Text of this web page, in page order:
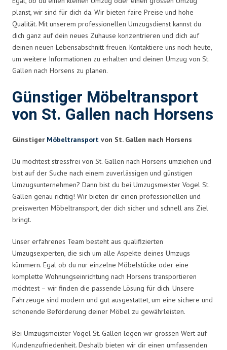
planst, wir sind für dich da. Wir bieten faire Preise und hohe
Qualität. Mit unserem professionellen Umzugsdienst kannst du
dich ganz auf dein neues Zuhause konzentrieren und dich auf
deinen neuen Lebensabschnitt freuen. Kontaktiere uns noch heute,
um weitere Informationen zu erhalten und deinen Umzug von St.
Gallen nach Horsens zu planen.
Günstiger Möbeltransport
von St. Gallen nach Horsens
Günstiger Möbeltransport von St. Gallen nach Horsens
Du möchtest stressfrei von St. Gallen nach Horsens umziehen und
bist auf der Suche nach einem zuverlässigen und günstigen
Umzugsunternehmen? Dann bist du bei Umzugsmeister Vogel St.
Gallen genau richtig! Wir bieten dir einen professionellen und
preiswerten Möbeltransport, der dich sicher und schnell ans Ziel
bringt.
Unser erfahrenes Team besteht aus qualifizierten
Umzugsexperten, die sich um alle Aspekte deines Umzugs
kümmern. Egal ob du nur einzelne Möbelstücke oder eine
komplette Wohnungseinrichtung nach Horsens transportieren
möchtest – wir finden die passende Lösung für dich. Unsere
Fahrzeuge sind modern und gut ausgestattet, um eine sichere und
schonende Beförderung deiner Möbel zu gewährleisten.
Bei Umzugsmeister Vogel St. Gallen legen wir grossen Wert auf
Kundenzufriedenheit. Deshalb bieten wir dir einen umfassenden